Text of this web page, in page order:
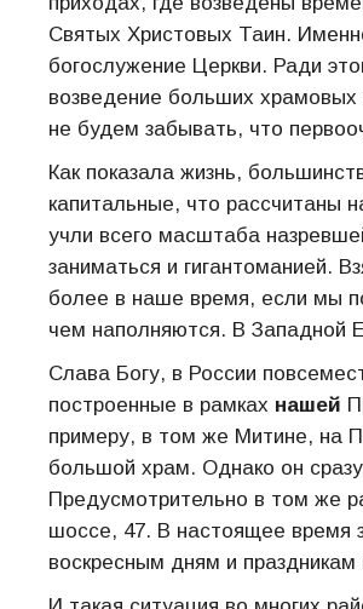
Святых Христовых Таин.
богослужение Церкви. Ради
возведение больших
не будем забывать, что
Как показала жизнь,
капитальные, что рассчитаны
учли всего масштаба
заниматься и гигантоманией.
более в наше время, если мы
чем наполняются. В Западной
Слава Богу, в России
построенные в рамках нашей
примеру, в том же Митине, на
большой храм. Однако он
Предусмотрительно в том же
шоссе, 47. В настоящее время
воскресным дням и